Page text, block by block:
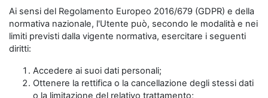
Ai sensi del Regolamento Europeo 2016/679 (GDPR) e della
normativa nazionale, l'Utente può, secondo le modalità e nei
limiti previsti dalla vigente normativa, esercitare i seguenti
diritti:
Accedere ai suoi dati personali;
Ottenere la rettifica o la cancellazione degli stessi dati
o la limitazione del relativo trattamento;